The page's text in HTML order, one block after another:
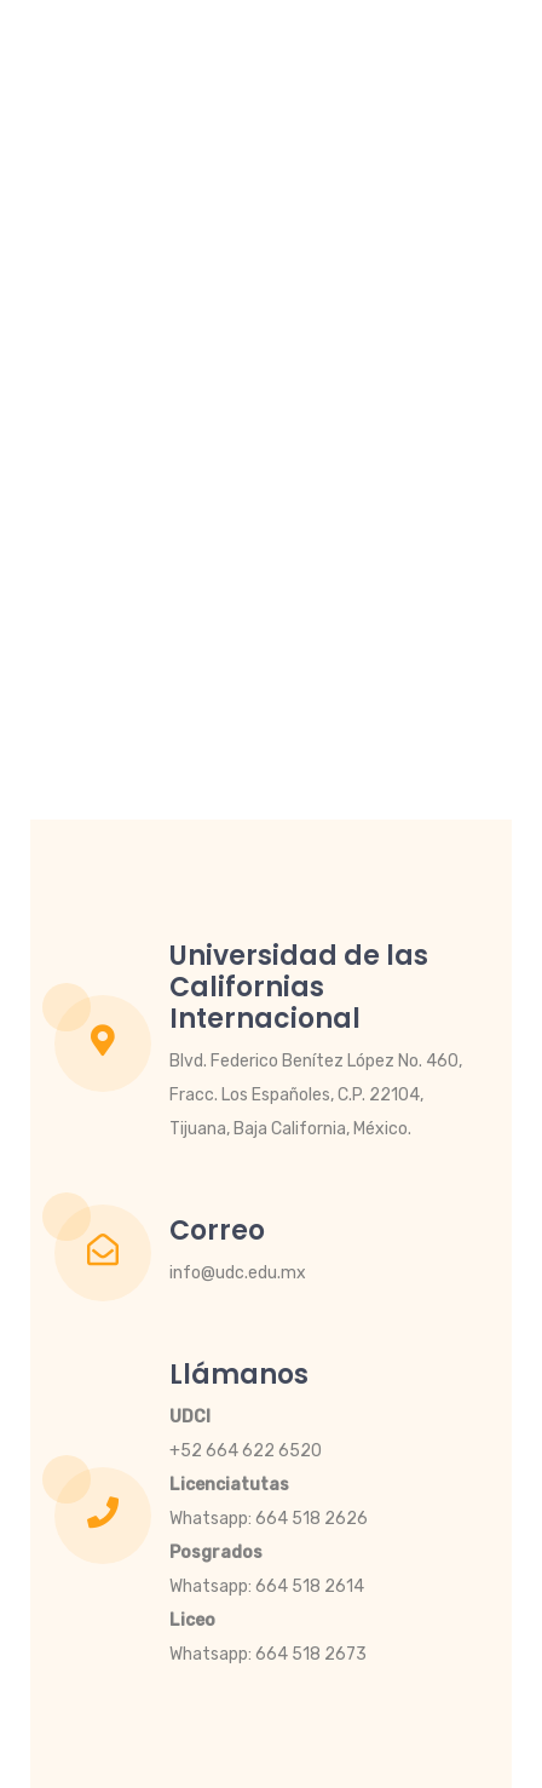
Universidad de las
Californias
Internacional
Blvd. Federico Benítez López No. 460,
Fracc. Los Españoles, C.P. 22104,
Tijuana, Baja California, México.
Correo
info@udc.edu.mx
Llámanos
UDCI
+52 664 622 6520
Licenciatutas
Whatsapp: 664 518 2626
Posgrados
Whatsapp: 664 518 2614
Liceo
Whatsapp: 664 518 2673